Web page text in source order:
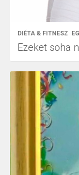
DIÉTA & FITNESZ
Ezeket soha